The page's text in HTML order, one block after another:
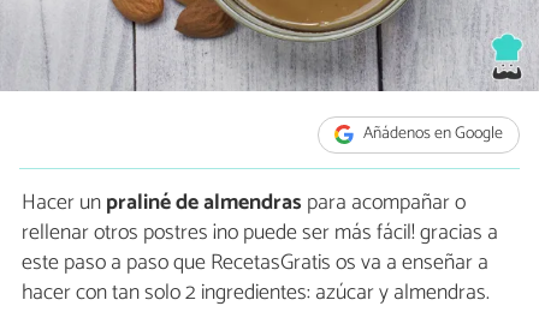
Añádenos en Google
Hacer unpraliné de almendras para acompañar o
rellenar otros postres ¡no puede ser más fácil! gracias a
este paso a paso que RecetasGratis os va a enseñar a
hacer con tan solo 2 ingredientes: azúcar y almendras.